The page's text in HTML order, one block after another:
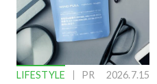
LIFESTYLE PR 2026.7.15